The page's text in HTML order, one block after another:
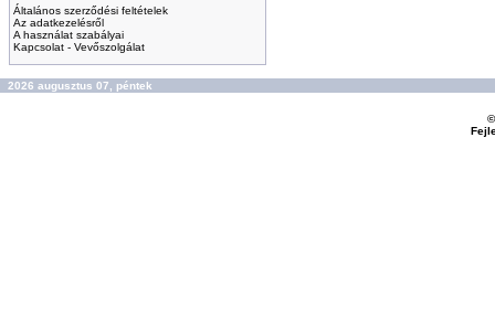
Általános szerződési feltételek
Az adatkezelésről
A használat szabályai
Kapcsolat - Vevőszolgálat
2026 augusztus 07, péntek